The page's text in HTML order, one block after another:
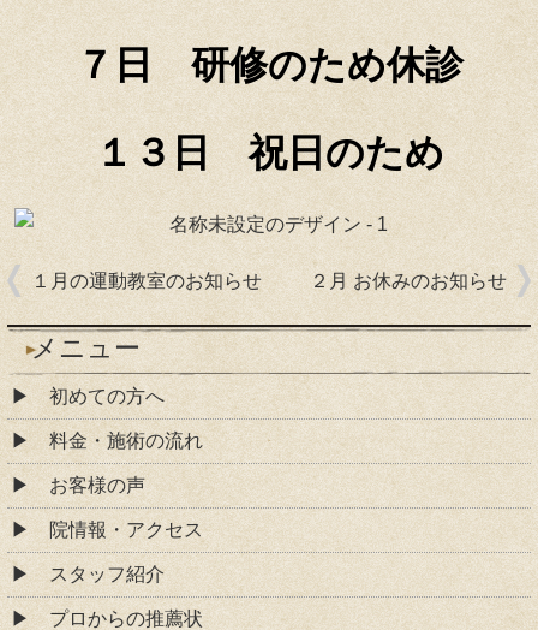
７日 研修のため休診
１３日 祝日のため
１月の運動教室のお知らせ ２月 お休みのお知らせ
メニュー
初めての方へ
料金・施術の流れ
お客様の声
院情報・アクセス
スタッフ紹介
プロからの推薦状